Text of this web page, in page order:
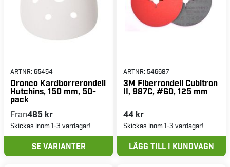
ARTNR: 65454
Dronco Kardborrerondell
Hutchins, 150 mm, 50-
pack
Från485 kr
Skickas inom 1-3 vardagar!
SE VARIANTER
ARTNR: 546687
3M Fiberrondell Cubitron
II, 987C, #60, 125 mm
44 kr
Skickas inom 1-3 vardagar!
LÄGG TILL I KUNDVAGN